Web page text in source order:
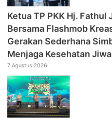
‎Ketua TP PKK Hj. Fathul
Bersama Flashmob
Gerakan Sederhana
Menjaga Kesehatan Jiwa
7 Agustus 2026